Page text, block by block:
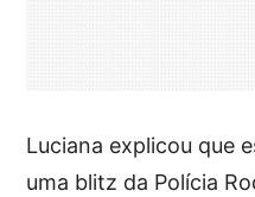
Luciana explicou que
uma blitz da Polícia